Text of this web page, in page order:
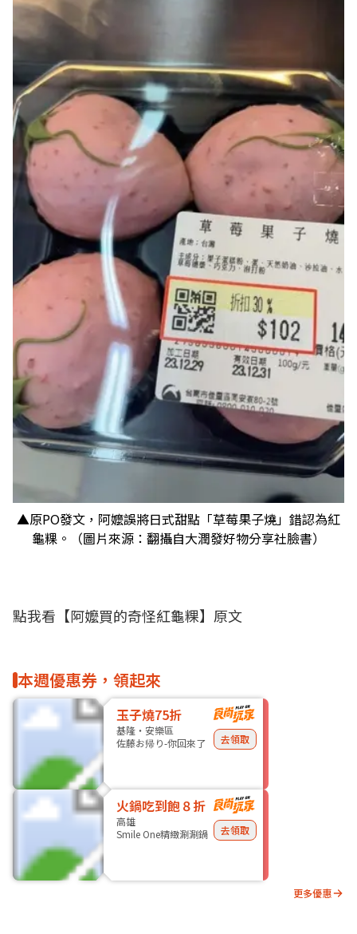
▲原PO發文，阿嬤誤將日式甜點「草莓果子燒」錯認為紅
龜粿。（圖片來源：翻攝自大潤發好物分享社臉書）
點我看【阿嬤買的奇怪紅龜粿】原文
本週優惠券，領起來
玉子燒75折
基隆・安樂區
佐藤お帰り-你回來了
去領取
火鍋吃到飽８折
高雄
Smile One精緻涮涮鍋
去領取
更多優惠